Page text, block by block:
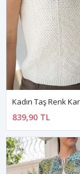
839,90 TL